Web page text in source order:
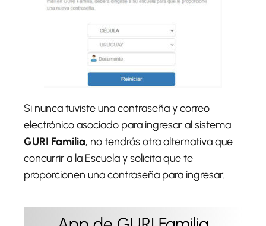
Si nunca tuviste una contraseña y correo
electrónico asociado para ingresar al sistema
GURI Familia, no tendrás otra alternativa que
concurrir a la Escuela y solicita que te
proporcionen una contraseña para ingresar.